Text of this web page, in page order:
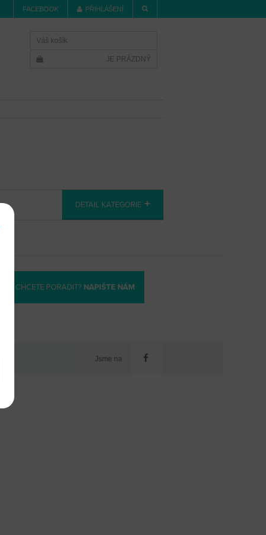
FACEBOOK PŘIHLÁŠENÍ
Váš košík
JE PRÁZDNÝ
DETAIL KATEGORIE
CHCETE PORADIT? NAPIŠTE NÁM
Jsme na